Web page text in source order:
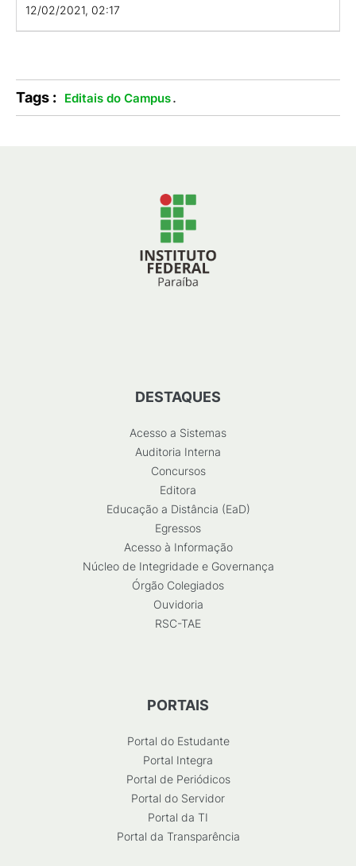
12/02/2021, 02:17
Tags : Editais do Campus.
DESTAQUES
Acesso a Sistemas
Auditoria Interna
Concursos
Editora
Educação a Distância (EaD)
Egressos
Acesso à Informação
Núcleo de Integridade e Governança
Órgão Colegiados
Ouvidoria
RSC-TAE
PORTAIS
Portal do Estudante
Portal Integra
Portal de Periódicos
Portal do Servidor
Portal da TI
Portal da Transparência